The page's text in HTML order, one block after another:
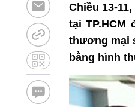
Chiều 13-
tại
thương mại
bằng hình